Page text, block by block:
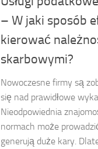
– W jaki sposób
kierować
skarbowymi?
Nowoczesne firmy są
się nad prawidłowe
Nieodpowiednia
normach może
generują duże kary.